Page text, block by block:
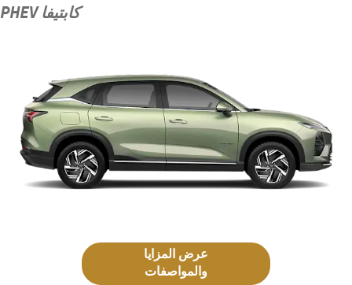
كابتيفا PHEV
عرض المزايا
والمواصفات